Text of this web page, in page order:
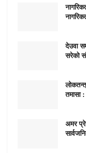
देउवा
सरेको
तमासा
अमर